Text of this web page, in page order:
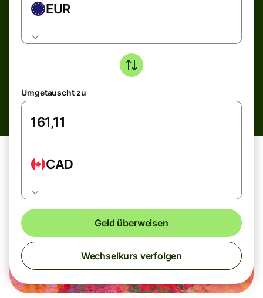
EUR
Umgetauscht zu
CAD
Geld überweisen
Wechselkurs verfolgen